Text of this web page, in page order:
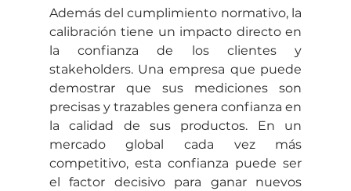
Además del cumplimiento normativo, la
calibración tiene un impacto directo en
la confianza de los clientes y
stakeholders. Una empresa que puede
demostrar que sus mediciones son
precisas y trazables genera confianza en
la calidad de sus productos. En un
mercado global cada vez más
competitivo, esta confianza puede ser
el factor decisivo para ganar nuevos